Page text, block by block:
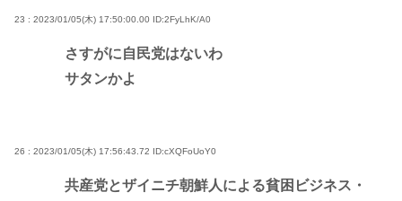
23 : 2023/01/05(木) 17:50:00.00 ID:2FyLhK/A0
さすがに自民党はないわ
サタンかよ
26 : 2023/01/05(木) 17:56:43.72 ID:cXQFoUoY0
共産党とザイニチ朝鮮人による貧困ビジネス・